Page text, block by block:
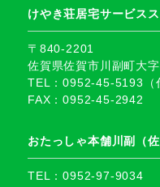
けやき荘居宅サービス
〒840-2201
佐賀県佐賀市川副町大
TEL：0952-45-5193（
FAX：0952-45-2942
おたっしゃ本舗川副（
TEL：0952-97-9034